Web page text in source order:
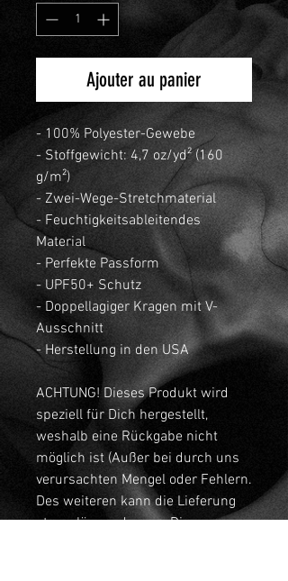
Ajouter au panier
- 100% Polyester-Gewebe
- Stoffgewicht: 4,7 oz/yd² (160
g/m²)
- Zwei-Wege-Stretchmaterial
- Feuchtigkeitsableitendes
Material
- Perfekte Passform
- UPF50+ Schutz
- Doppellagiger Kragen mit V-
Ausschnitt
- Herstellung in den USA
ACHTUNG! Dieses Produkt wird
speziell für Dich hergestellt,
weshalb eine Rückgabe nicht
möglich ist (Außer bei durch uns
verursachten Mengel oder Fehlern.
Des weiteren kann die Lieferung
etwas länger dauern. Die